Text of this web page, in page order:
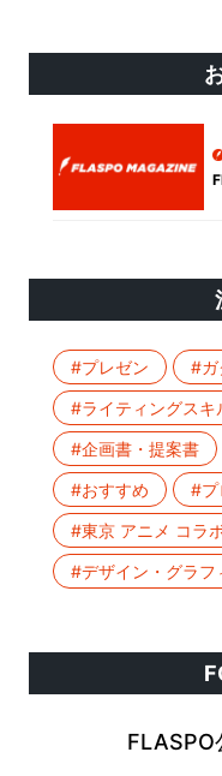
#プレゼン
#ガ
#ライティングスキ
#企画書・提案書
#おすすめ
#プ
#東京 アニメ コラ
#デザイン・グラフ
FLASPO